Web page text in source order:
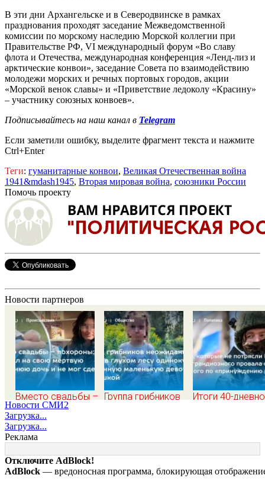
В эти дни Архангельске и в Северодвинске в рамках
празднования проходят заседание Межведомственной
комиссии по морскому наследию Морской коллегии при
Правительстве РФ, VI международный форум «Во славу
флота и Отечества, международная конференция «Ленд-лиз и
арктические конвои», заседание Совета по взаимодействию
молодежи морских и речных портовых городов, акции
«Морской венок славы» и «Приветствие ледоколу «Красину»
– участнику союзных конвоев».
Подписывайтесь на наш канал в Telegram
Если заметили ошибку, выделите фрагмент текста и нажмите
Ctrl+Enter
Теги: гуманитарные конвои, Великая Отечественная война
1941&mdash1945, Вторая мировая война, союзники России
Помочь проекту
Новости партнеров
Вместо свадьбы –
похороны: отец
смотрел на свою
мертвую 16-
летнюю дочь и не
мог сдержать
слезы
Группа грибников
испуганную
маленькую девочку
с игрушкой
Итоги 40-
Россия, полный
разбор провала
операции
Новости СМИ2
Загрузка...
Загрузка...
Реклама
Отключите AdBlock!
AdBlock — вредоносная программа, блокирующая